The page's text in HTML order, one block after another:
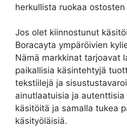
herkullista ruokaa ostosten
Jos olet kiinnostunut
Boracayta ympäröivien
Nämä markkinat tarjoavat
paikallisia käsintehtyjä
tekstiilejä ja
ainutlaatuisia ja autenttisia
käsitöitä ja samalla tukea
käsityöläisiä.